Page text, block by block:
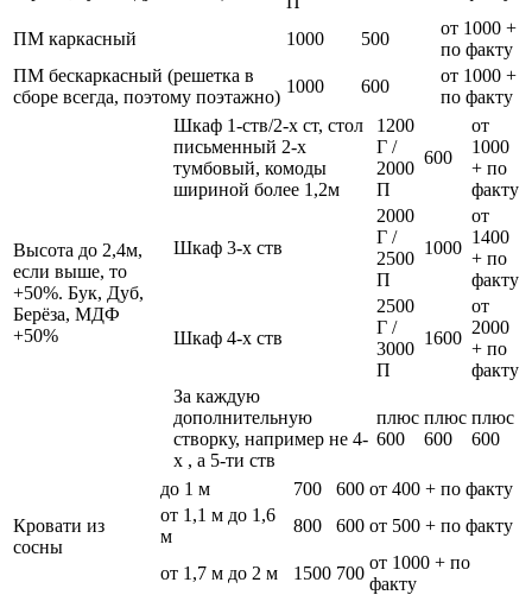
ПМ каркасный 1000 500
от 1000 +
по факту
ПМ бескаркасный (решетка в
сборе всегда, поэтому поэтажно)
1000 600
от 1000 +
по факту
Высота до 2,4м,
если выше, то
+50%. Бук, Дуб,
Берёза, МДФ
+50%
Шкаф 1-ств/2-х ст, стол
письменный 2-х
тумбовый, комоды
шириной более 1,2м
1200
Г /
2000
П
600
от
1000
+ по
факту
Шкаф 3-х ств
2000
Г /
2500
П
1000
от
1400
+ по
факту
Шкаф 4-х ств
2500
Г /
3000
П
1600
от
2000
+ по
факту
За каждую
дополнительную
створку, например не 4-
х , а 5-ти ств
плюс
600
плюс
600
плюс
600
Кровати из
сосны
до 1 м 700 600 от 400 + по факту
от 1,1 м до 1,6
м
800 600 от 500 + по факту
от 1,7 м до 2 м 1500 700
от 1000 + по
факту